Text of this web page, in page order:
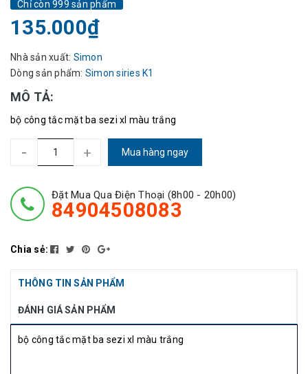
Chỉ còn 999 sản phẩm
135.000₫
Nhà sản xuất: Simon
Dòng sản phẩm: Simon siries K1
MÔ TẢ:
bộ công tắc mặt ba sezi xl màu trắng
- + Mua hàng ngay
Đặt Mua Qua Điện Thoại (8h00 - 20h00)
84904508083
Chia sẻ:
THÔNG TIN SẢN PHẨM
ĐÁNH GIÁ SẢN PHẨM
bộ công tắc mặt ba sezi xl màu trắng